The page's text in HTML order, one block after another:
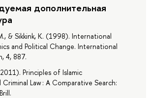
дополнительная
& Sikkink, K. (1998). International
and Political Change. International
4, 887.
Principles of Islamic
Law : A Comparative Search: